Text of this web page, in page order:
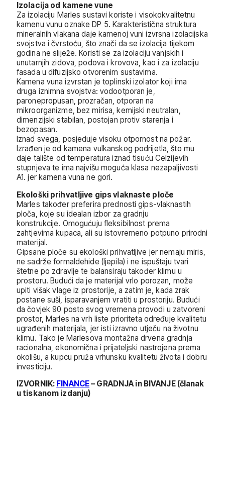
Izolacija od kamene vune
Za izolaciju Marles sustavi koriste i visokokvalitetnu
kamenu vunu oznake DP 5. Karakteristična struktura
mineralnih vlakana daje kamenoj vuni izvrsna izolacijska
svojstva i čvrstoću, što znači da se izolacija tijekom
godina ne sliježe. Koristi se za izolaciju vanjskih i
unutarnjih zidova, podova i krovova, kao i za izolaciju
fasada u difuzijsko otvorenim sustavima.
Kamena vuna izvrstan je toplinski izolator koji ima
druga iznimna svojstva: vodootporan je,
paronepropusan, prozračan, otporan na
mikroorganizme, bez mirisa, kemijski neutralan,
dimenzijski stabilan, postojan protiv starenja i
bezopasan.
Iznad svega, posjeduje visoku otpornost na požar.
Izrađen je od kamena vulkanskog podrijetla, što mu
daje talište od temperatura iznad tisuću Celzijevih
stupnjeva te ima najvišu moguća klasa nezapaljivosti
A1. jer kamena vuna ne gori.
Ekološki prihvatljive gips vlaknaste ploče
Marles također preferira prednosti gips-vlaknastih
ploča, koje su idealan izbor za gradnju
konstrukcije. Omogućuju fleksibilnost prema
zahtjevima kupaca, ali su istovremeno potpuno prirodni
materijal.
Gipsane ploče su ekološki prihvatljive jer nemaju miris,
ne sadrže formaldehide (ljepila) i ne ispuštaju tvari
štetne po zdravlje te balansiraju također klimu u
prostoru. Budući da je materijal vrlo porozan, može
upiti višak vlage iz prostorije, a zatim je, kada zrak
postane suši, isparavanjem vratiti u prostoriju. Budući
da čovjek 90 posto svog vremena provodi u zatvoreni
prostor, Marles na vrh liste prioriteta određuje kvalitetu
ugrađenih materijala, jer isti izravno utječu na životnu
klimu. Tako je Marlesova montažna drvena gradnja
racionalna, ekonomična i prijateljski nastrojena prema
okolišu, a kupcu pruža vrhunsku kvalitetu života i dobru
investiciju.
IZVORNIK: FINANCE– GRADNJA in BIVANJE (članak
u tiskanom izdanju)